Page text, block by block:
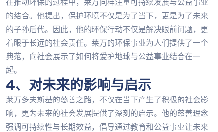
在推动环保的过程中，莱万同样注重可持续发展与公益事业
的结合。他提出，保护环境不仅是为了当下，更是为了未来
的子孙后代。因此，他的环保行动不仅是解决眼前问题，更
着眼于长远的社会责任。莱万的环保事业为人们提供了一个
典范，向社会展示了如何将爱护地球与公益事业结合在一
起。
4、对未来的影响与启示
莱万多夫斯基的慈善之路，不仅在当下产生了积极的社会影
响，更为未来的社会发展提供了深刻的启示。他的慈善理念
强调可持续性与长期效益，倡导通过教育和公益事业让未来